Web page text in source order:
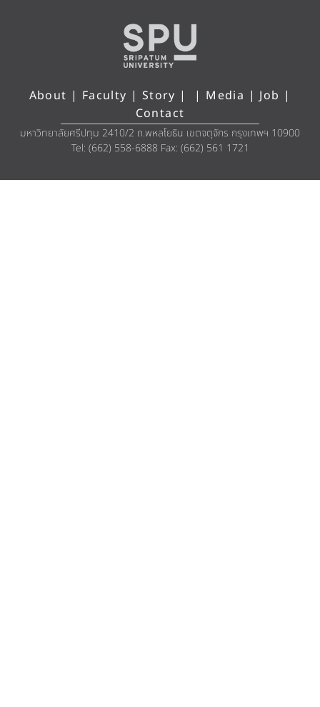
About | Faculty | Story | | Media | Job |
Contact
มหาวิทยาลัยศรีปทุม 2410/2 ถ.พหลโยธิน เขตจตุจักร กรุงเทพฯ 10900
Tel: (662) 558-6888 Fax: (662) 561 1721